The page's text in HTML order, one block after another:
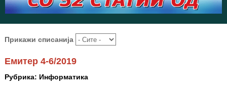
Прикажи списанија
Емитер 4-6/2019
Рубрика: Информатика